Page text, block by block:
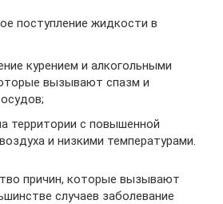
поступление жидкости в
курением и алкогольными
вызывают спазм и
территории с повышенной
и низкими температурами.
причин, которые вызывают
случаев заболевание